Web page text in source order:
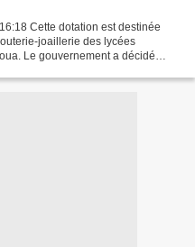
Cette dotation est destinée
joaillerie des lycées
Le gouvernement a décidé